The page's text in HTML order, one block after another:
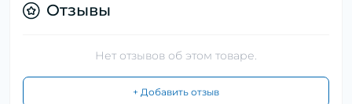
Отзывы
Нет отзывов об этом товаре.
+ Добавить отзыв